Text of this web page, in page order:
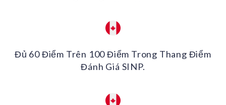
Đủ 60 Điểm Trên 100 Điểm Trong Thang Điểm
Đánh Giá SINP.